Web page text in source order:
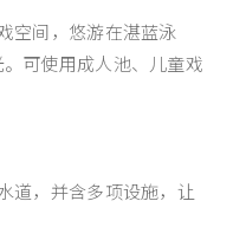
空间，悠游在湛蓝泳
可使用成人池、儿童​​戏
道，并含多项设施，让